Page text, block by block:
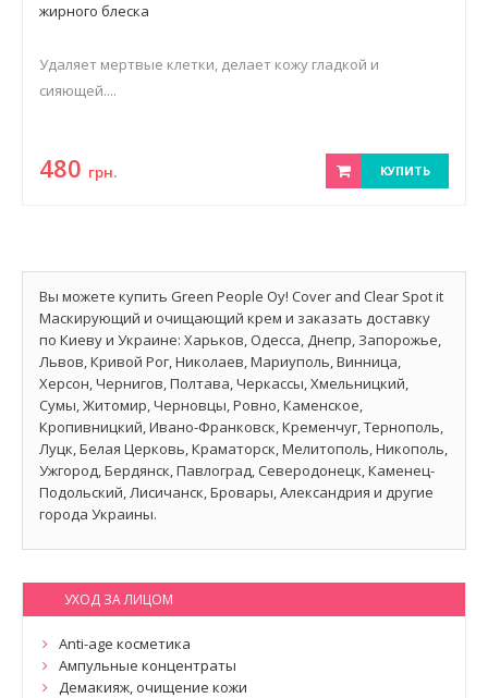
жирного блеска
Удаляет мертвые клетки, делает кожу гладкой и
сияющей....
480 грн. КУПИТЬ
Вы можете купить Green People Oy! Cover and Clear Spot it
Маскирующий и очищающий крем и заказать доставку
по Киеву и Украине: Харьков, Одесса, Днепр, Запорожье,
Львов, Кривой Рог, Николаев, Мариуполь, Винница,
Херсон, Чернигов, Полтава, Черкассы, Хмельницкий,
Сумы, Житомир, Черновцы, Ровно, Каменское,
Кропивницкий, Ивано-Франковск, Кременчуг, Тернополь,
Луцк, Белая Церковь, Краматорск, Мелитополь, Никополь,
Ужгород, Бердянск, Павлоград, Северодонецк, Каменец-
Подольский, Лисичанск, Бровары, Александрия и другие
города Украины.
УХОД ЗА ЛИЦОМ
Anti-age косметика
Ампульные концентраты
Демакияж, очищение кожи